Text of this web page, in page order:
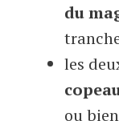
du
les
ou